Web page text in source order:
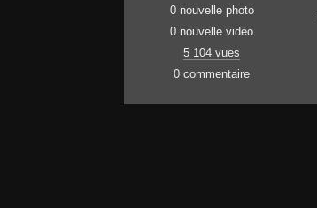
0 nouvelle photo
0 nouvelle vidéo
5 104 vues
0 commentaire